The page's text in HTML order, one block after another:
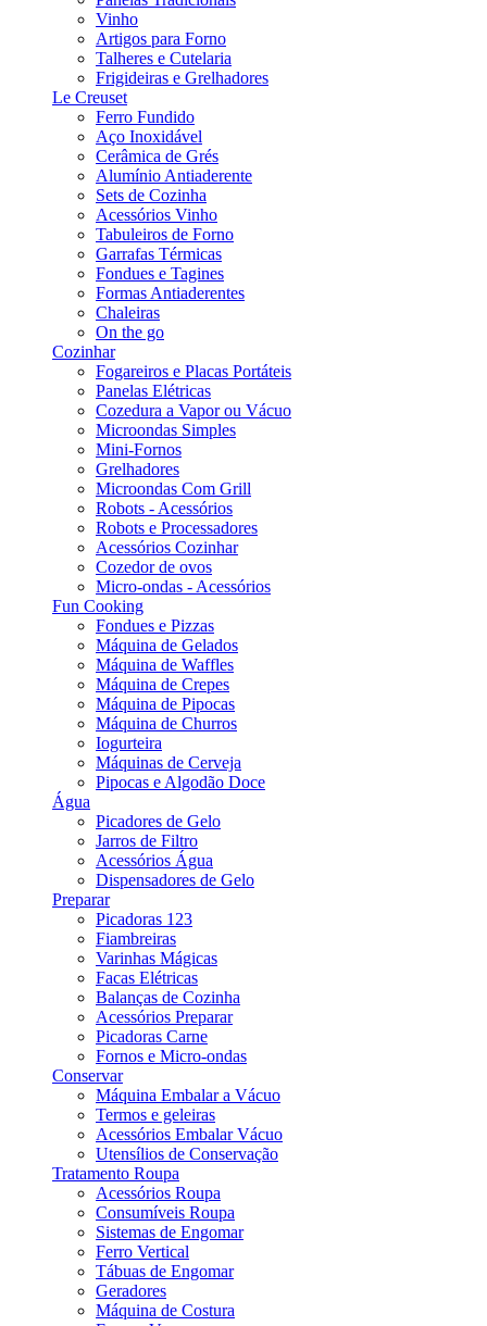
Vinho
Artigos para Forno
Talheres e Cutelaria
Frigideiras e Grelhadores
Le Creuset
Ferro Fundido
Aço Inoxidável
Cerâmica de Grés
Alumínio Antiaderente
Sets de Cozinha
Acessórios Vinho
Tabuleiros de Forno
Garrafas Térmicas
Fondues e Tagines
Formas Antiaderentes
Chaleiras
On the go
Cozinhar
Fogareiros e Placas Portáteis
Panelas Elétricas
Cozedura a Vapor ou Vácuo
Microondas Simples
Mini-Fornos
Grelhadores
Microondas Com Grill
Robots - Acessórios
Robots e Processadores
Acessórios Cozinhar
Cozedor de ovos
Micro-ondas - Acessórios
Fun Cooking
Fondues e Pizzas
Máquina de Gelados
Máquina de Waffles
Máquina de Crepes
Máquina de Pipocas
Máquina de Churros
Iogurteira
Máquinas de Cerveja
Pipocas e Algodão Doce
Água
Picadores de Gelo
Jarros de Filtro
Acessórios Água
Dispensadores de Gelo
Preparar
Picadoras 123
Fiambreiras
Varinhas Mágicas
Facas Elétricas
Balanças de Cozinha
Acessórios Preparar
Picadoras Carne
Fornos e Micro-ondas
Conservar
Máquina Embalar a Vácuo
Termos e geleiras
Acessórios Embalar Vácuo
Utensílios de Conservação
Tratamento Roupa
Acessórios Roupa
Consumíveis Roupa
Sistemas de Engomar
Ferro Vertical
Tábuas de Engomar
Geradores
Máquina de Costura